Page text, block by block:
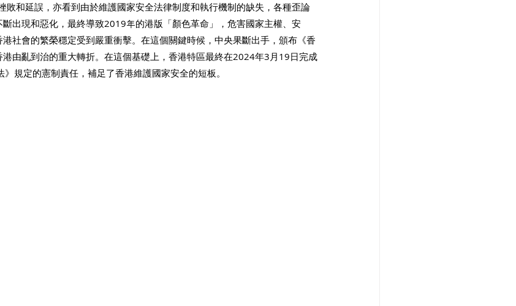
敗和延誤，亦看到由於維護國家安全法律制度和執行機制的缺失，各種歪論
出現和惡化，最終導致2019年的港版「顏色革命」，危害國家主權、安
社會的繁榮穩定受到嚴重衝擊。在這個關鍵時候，中央果斷出手，頒布《香
由亂到治的重大轉折。在這個基礎上，香港特區最終在2024年3月19日完成
規定的憲制責任，補足了香港維護國家安全的短板。